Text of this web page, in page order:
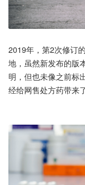
2019年，第2次修订
地，虽然新发布的版
明，但也未像之前标
经给网售处方药带来